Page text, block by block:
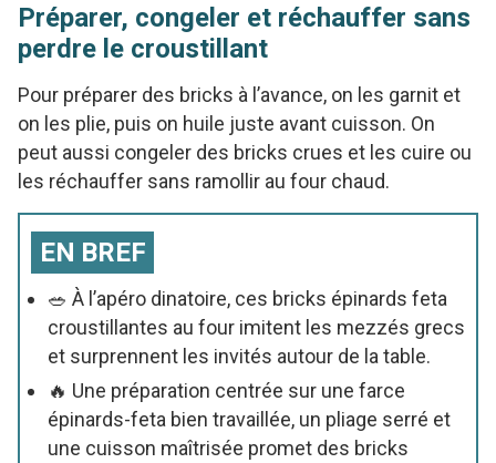
Préparer, congeler et réchauffer sans
perdre le croustillant
Pour préparer des bricks à l’avance, on les garnit et
on les plie, puis on huile juste avant cuisson. On
peut aussi congeler des bricks crues et les cuire ou
les réchauffer sans ramollir au four chaud.
EN BREF
🥗 À l’apéro dinatoire, ces bricks épinards feta
croustillantes au four imitent les mezzés grecs
et surprennent les invités autour de la table.
🔥 Une préparation centrée sur une farce
épinards-feta bien travaillée, un pliage serré et
une cuisson maîtrisée promet des bricks